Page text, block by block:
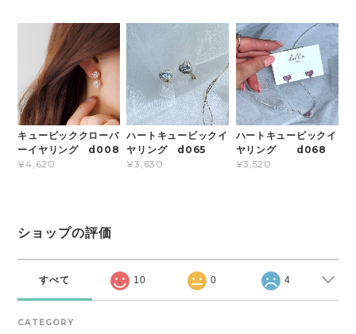
キュービッククローバ
ーイヤリング d008
¥4,620
ハートキュービックイ
ヤリング d065
¥3,630
ハートキュービックイ
ヤリング d068
¥3,520
ショップの評価
すべて 10 0 4
CATEGORY